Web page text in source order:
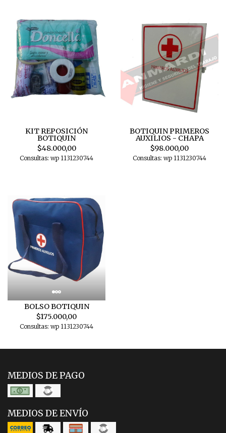
KIT REPOSICIÓN
BOTIQUIN
$48.000,00
Consultas: wp 1131230744
BOTIQUIN PRIMEROS
AUXILIOS - CHAPA
$98.000,00
Consultas: wp 1131230744
BOLSO BOTIQUIN
$175.000,00
Consultas: wp 1131230744
MEDIOS DE PAGO
MEDIOS DE ENVÍO